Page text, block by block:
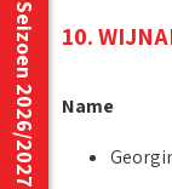
Seizoen 2026/2027 10.
Name